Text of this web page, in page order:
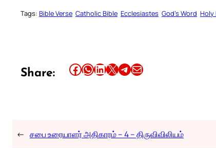
Tags: Bible Verse Catholic Bible Ecclesiastes God’s Word Holy
Share: Share this article on Facebook Share this article on WhatsApp Share this article on LinkedIn Share this article on X Share this article on TelegramEmail this Article
← சபை உரையாளர் அதிகாரம் – 4 – திருவிவிலியம்